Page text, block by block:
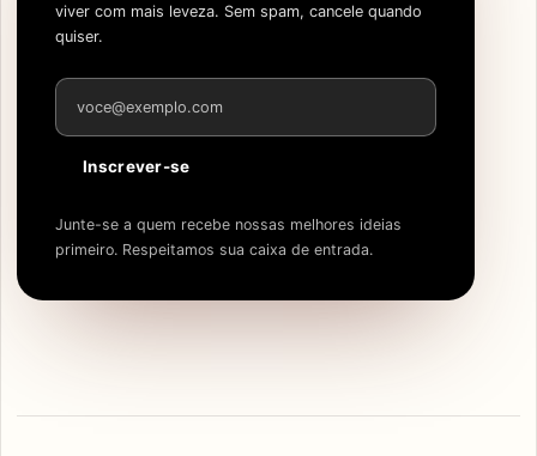
viver com mais leveza. Sem spam, cancele quando
quiser.
Endereço de e-mail
Inscrever-se
Junte-se a quem recebe nossas melhores ideias
primeiro. Respeitamos sua caixa de entrada.